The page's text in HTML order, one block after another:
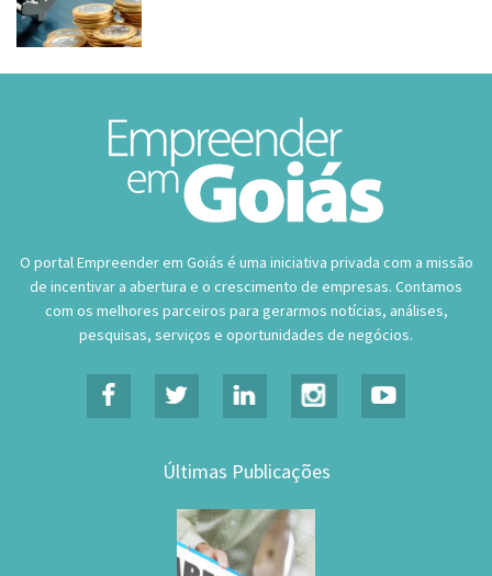
O portal Empreender em Goiás é uma iniciativa privada com a missão
de incentivar a abertura e o crescimento de empresas. Contamos
com os melhores parceiros para gerarmos notícias, análises,
pesquisas, serviços e oportunidades de negócios.
Últimas Publicações